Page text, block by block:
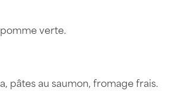
verte.
pâtes au saumon, fromage frais.